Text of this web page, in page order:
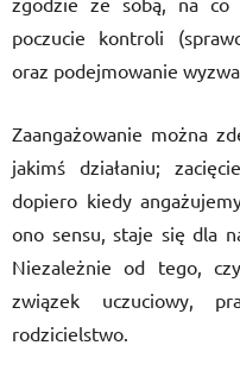
poczucie kontroli
oraz podejmowanie
Zaangażowanie można
jakimś działaniu;
dopiero kiedy
ono sensu, staje się dla
Niezależnie od tego,
związek uczuciowy,
rodzicielstwo.